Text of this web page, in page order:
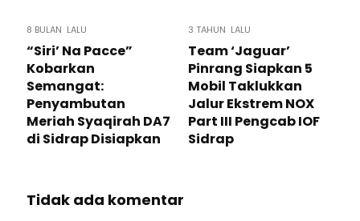
8 BULAN LALU
“Siri’ Na Pacce”
Kobarkan
Semangat:
Penyambutan
Meriah Syaqirah DA7
di Sidrap Disiapkan
3 TAHUN LALU
Team ‘Jaguar’
Pinrang Siapkan 5
Mobil Taklukkan
Jalur Ekstrem NOX
Part III Pengcab IOF
Sidrap
Tidak ada komentar